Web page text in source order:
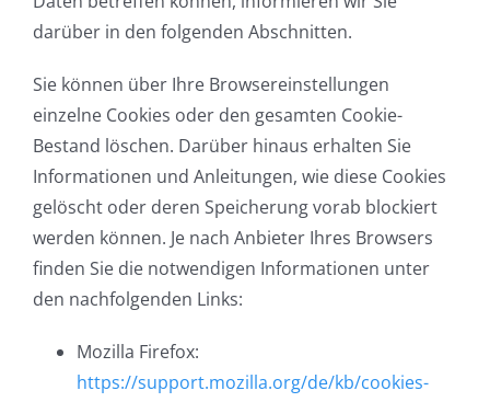
darüber in den folgenden Abschnitten.
Sie können über Ihre Browsereinstellungen
einzelne Cookies oder den gesamten Cookie-
Bestand löschen. Darüber hinaus erhalten Sie
Informationen und Anleitungen, wie diese Cookies
gelöscht oder deren Speicherung vorab blockiert
werden können. Je nach Anbieter Ihres Browsers
finden Sie die notwendigen Informationen unter
den nachfolgenden Links:
Mozilla Firefox:
https://support.mozilla.org/de/kb/cookies-